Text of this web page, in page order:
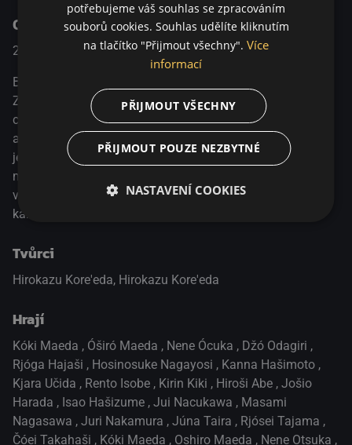
O pořadu
2011 Japonsko Drama
Bratři Koiči a Rjunosuke byli při rozvodu rodičů rozděleni.
Zatímco jeden žije s matkou, druhý zůstal s otcem a oba
chlapce dělí stovky kilometrů. Jsou spolu sice ve spojení,
ale jejich největším přáním je, aby zase mohli žít spolu v
jedné domácnosti. Jednoho dne se Koiči dozví, že na
místě, kde se potkávají protijedoucí rychlovlaky, se plní
všechna přání. S pomocí rodiny vymyslí plán a s partou
kamarádů vyráží na cestu za zázrakem.
Tvůrci
Hirokazu Kore'eda, Hirokazu Kore'eda
Hrají
Kóki Maeda , Óširó Maeda , Nene Ócuka , Džó Odagiri ,
Rjóga Hajaši , Hosinosuke Nagayosi , Kanna Hašimoto ,
Kjara Učida , Rento Isobe , Kirin Kiki , Hiroši Abe , Jošio
Harada , Isao Hašizume , Jui Nacukawa , Masami
Nagasawa , Juri Nakamura , Júna Taira , Rjósei Tajama ,
Čóei Takahaši , Kóki Maeda , Oshiro Maeda , Nene Otsuka ,
potřebujeme váš souhlas se zpracováním
souborů cookies. Souhlas udělíte kliknutím
na tlačítko "Přijmout všechny". Více
informací
PŘIJMOUT VŠECHNY
PŘIJMOUT POUZE NEZBYTNÉ
NASTAVENÍ COOKIES